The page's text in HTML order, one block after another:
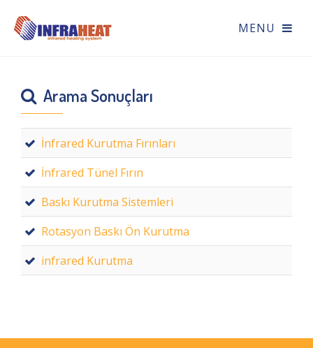
Arama Sonuçları
İnfrared Kurutma Fırınları
İnfrared Tünel Fırın
Baskı Kurutma Sistemleri
Rotasyon Baskı Ön Kurutma
infrared Kurutma